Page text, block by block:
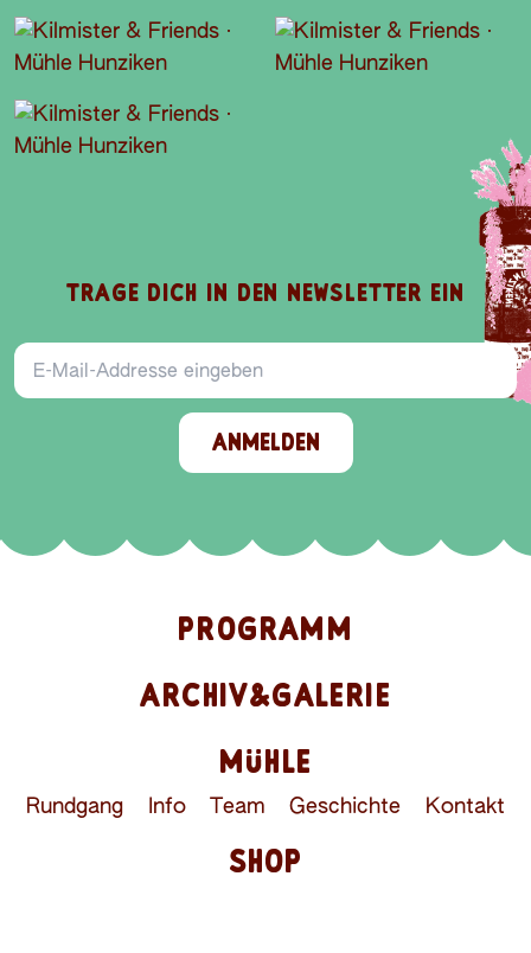
TRAGE DICH IN DEN NEWSLETTER EIN
E-Mail-Addresse
ANMELDEN
PROGRAMM
ARCHIV&GALERIE
MÜHLE
Rundgang Info Team Geschichte Kontakt
SHOP